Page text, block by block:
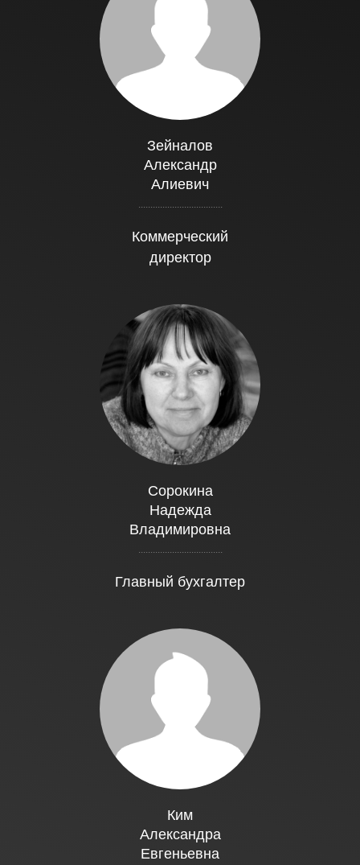
Зейналов
Александр
Алиевич
...................................
Коммерческий
директор
Сорокина
Надежда
Владимировна
...................................
Главный бухгалтер
Ким
Александра
Евгеньевна